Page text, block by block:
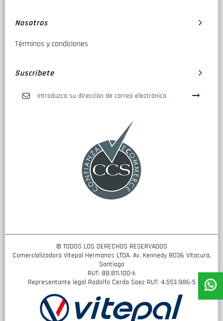
Nosotros
Términos y condiciones
Suscribete
© TODOS LOS DERECHOS RESERVADOS
Comercializadora Vitepal Hermanos LTDA. Av. Kennedy 8036 Vitacura,
Santiago
RUT: 88.811.100-k
Representante legal Rodolfo Cerda Saez RUT: 4.553.986-5